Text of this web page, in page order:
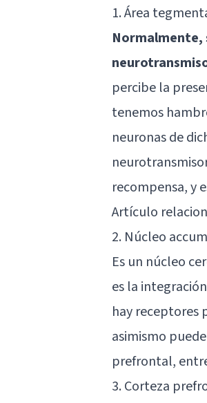
1. Área
Normalmente,
percibe la
tenemos
neuronas de
recompensa, y
Artículo
2. Núcleo
Es un núcleo
es la
hay receptores
asimismo
prefrontal,
3. Corteza